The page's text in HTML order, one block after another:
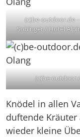
(c)be-outdoor.de
Sobinger / Hotel
(c)be-
Knödel in allen
duftende
wieder kleine